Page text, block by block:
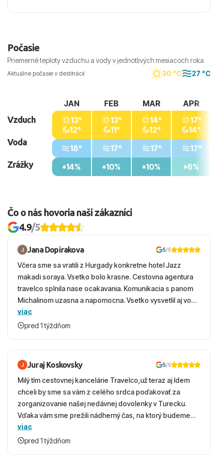
Počasie
Priemerné teploty vzduchu a vody v jednotlivých mesiacoch roka
Aktuálne počasie v destinácii 30 °C 27 °C
Vzduch
Voda
Zrážky
JAN
13°
12°
18°
14%
FEB
13°
11°
17°
10%
MAR
14°
12°
17°
10%
APR
17°
14°
17°
6%
Čo o nás hovoria naši zákazníci
4.9/5
Jana Dopirakova 5/5
Včera sme sa vratili z Hurgady konkretne hotel Jazz
makadi soraya. Vsetko bolo krasne. Cestovna agentura
travelco splnila nase ocakavania. Komunikacia s panom
Michalinom uzasna a napomocna. Vsetko vysvetlil aj vo
vecernych hodinach zaco sa ospravedlnujem. Hotel
krasny, cisty. Sluzby top. Strava, prostredie, more,
viac
pred 1 týždňom
Juraj Koskovsky 5/5
Milý tím cestovnej kancelárie Travelco,už teraz aj Idem
chceli by sme sa vám z celého srdca poďakovať za
zorganizovanie našej nedávnej dovolenky v Turecku.
Vďaka vám sme prežili nádherný čas, na ktorý budeme
ešte dlho s úsmevom spomínať. ​Všetko prebehlo
absolútne hladko – od prvotného výberu zájazdu, cez
viac
pred 1 týždňom